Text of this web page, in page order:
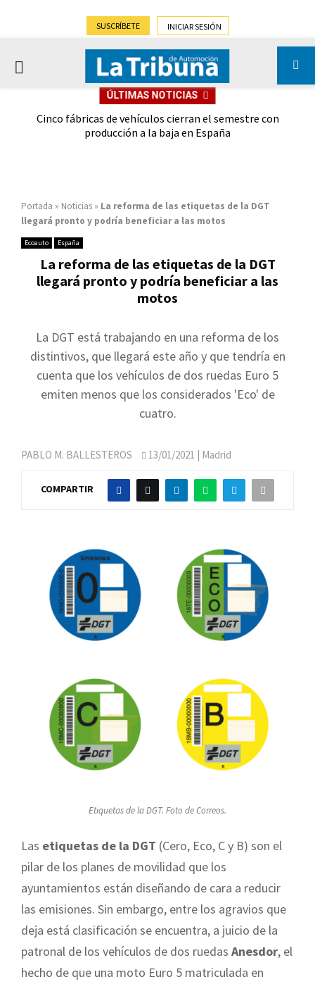
SUSCRÍBETE INICIAR SESIÓN
PRIMARY
ÚLTIMAS NOTICIAS
Cinco fábricas de vehículos cierran el semestre con
producción a la baja en España
Portada » Noticias » La reforma de las etiquetas de la DGT
llegará pronto y podría beneficiar a las motos
Ecoauto España
La reforma de las etiquetas de la DGT
llegará pronto y podría beneficiar a las
motos
La DGT está trabajando en una reforma de los
distintivos, que llegará este año y que tendría en
cuenta que los vehículos de dos ruedas Euro 5
emiten menos que los considerados 'Eco' de
cuatro.
PABLO M. BALLESTEROS 13/01/2021 | Madrid
COMPARTIR
Etiquetas de la DGT. Foto de Correos.
Las etiquetas de la DGT (Cero, Eco, C y B) son el
pilar de los planes de movilidad que los
ayuntamientos están diseñando de cara a reducir
las emisiones. Sin embargo, entre los agravios que
deja está clasificación se encuentra, a juicio de la
patronal de los vehículos de dos ruedas Anesdor, el
hecho de que una moto Euro 5 matriculada en